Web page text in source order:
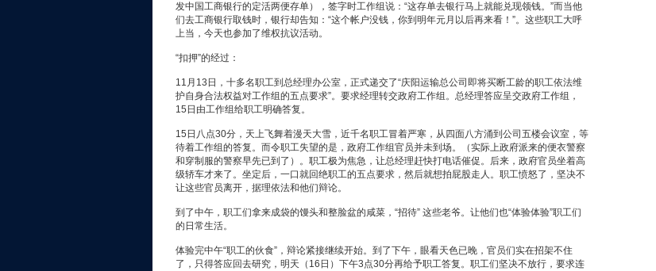
发中国工商银行的定活两便存单），签字时工作组说：“这存单去银行马上就能兑现领钱。”而当他
们去工商银行取钱时，银行却告知：“这个帐户没钱，你到明年元月以后再来看！”。这些职工大呼
上当，今天也参加了维权抗议活动。
“扣押”的经过：
11月13日，十多名职工到总经理办公室，正式递交了“庆阳运输总公司即将买断工龄的职工依法维
护自身合法权益对工作组的五点要求”。要求经理转交政府工作组。总经理答应呈交政府工作组，
15日由工作组给职工明确答复。
15日八点30分，天上飞舞着漫天大雪，近千名职工冒着严寒，从四面八方涌到公司五楼会议室，等
待着工作组的答复。而令职工失望的是，政府工作组官员并未到场。（实际上政府派来的便衣警察
和穿制服的警察早先已到了）。职工极为焦急，让总经理赶快打电话催促。后来，政府官员坐着高
级轿车才来了。坐定后，一口就回绝职工的五点要求，然后就想拍屁股走人。职工愤怒了，坚决不
让这些官员离开，据理依法和他们辩论。
到了中午，职工们拿来成袋的馒头和整脸盆的咸菜，“招待” 这些老爷。让他们也“体验体验”职工们
的日常生活。
体验完中午“职工的伙食”，辩论紧接继续开始。到了下午，眼看天色已晚，官员们实在招架不住
了，只得答应回去研究，明天（16日）下午3点30分再给予职工答复。职工们坚决不放行，要求连